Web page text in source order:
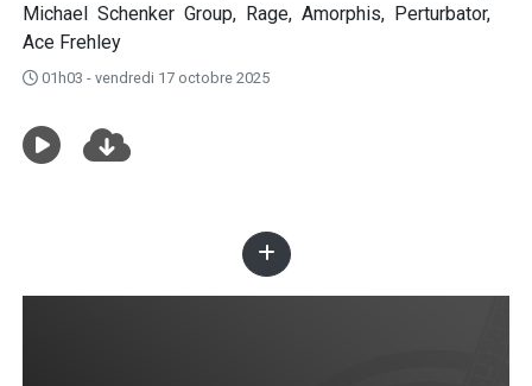
Michael Schenker Group, Rage, Amorphis, Perturbator,
Ace Frehley
01h03 - vendredi 17 octobre 2025